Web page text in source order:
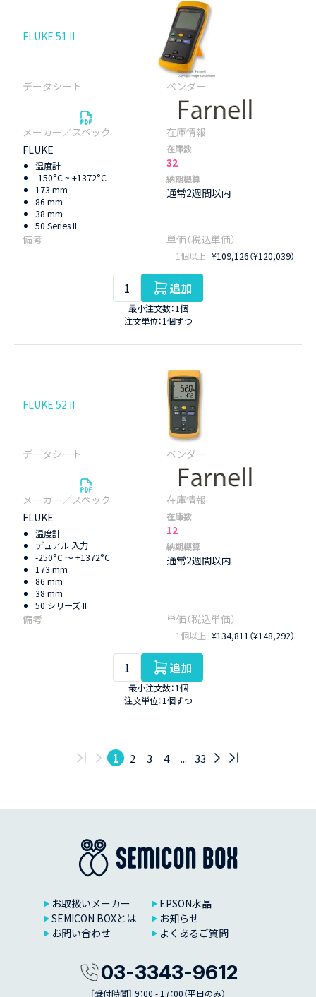
FLUKE 51 II
FLUKE
温度計
-150°C ~ +1372°C
173 mm
86 mm
38 mm
50 Series II
在庫数
32
納期概算
通常2週間以内
1個以上 ¥109,126（¥120,039）
追加
最小注文数：1個
注文単位：1個ずつ
FLUKE 52 II
FLUKE
温度計
デュアル 入力
-250°C ～ +1372°C
173 mm
86 mm
38 mm
50 シリーズ II
在庫数
12
納期概算
通常2週間以内
1個以上 ¥134,811（¥148,292）
追加
最小注文数：1個
注文単位：1個ずつ
1 2 3 4 ... 33
お取扱いメーカー
EPSON水晶
SEMICON BOXとは
お知らせ
お問い合わせ
よくあるご質問
03-3343-9612
［受付時間］ 9：00 - 17：00（平日のみ）